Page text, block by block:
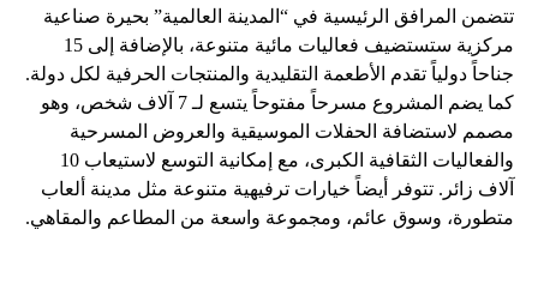
تتضمن المرافق الرئيسية في “المدينة العالمية” بحيرة صناعية
مركزية ستستضيف فعاليات مائية متنوعة، بالإضافة إلى 15
جناحاً دولياً تقدم الأطعمة التقليدية والمنتجات الحرفية لكل دولة.
كما يضم المشروع مسرحاً مفتوحاً يتسع لـ 7 آلاف شخص، وهو
مصمم لاستضافة الحفلات الموسيقية والعروض المسرحية
والفعاليات الثقافية الكبرى، مع إمكانية التوسع لاستيعاب 10
آلاف زائر. تتوفر أيضاً خيارات ترفيهية متنوعة مثل مدينة ألعاب
متطورة، وسوق عائم، ومجموعة واسعة من المطاعم والمقاهي.